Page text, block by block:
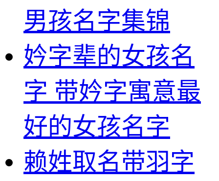
男孩名字集锦
妗字辈的女孩名
字 带妗字寓意最
好的女孩名字
赖姓取名带羽字